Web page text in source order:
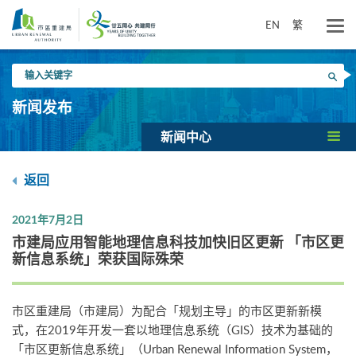
要
EN 繁
入
关
键
搜寻
新闻发布
新闻中心
返回
2021年7月2日
市建局应用智能地理信息科技加快旧区更新 「市区更
新信息系统」荣获国际殊荣
市区重建局（市建局）为配合「规划主导」的市区更新新模
式，在2019年开发一套以地理信息系统（GIS）技术为基础的
「市区更新信息系统」（Urban Renewal Information System，